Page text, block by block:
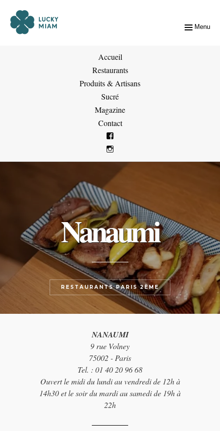
Menu
Accueil
Restaurants
Produits & Artisans
Sucré
Magazine
Contact
Nanaumi
RESTAURANTS PARIS 2ÈME
NANAUMI
9 rue Volney
75002 - Paris
Tel. : 01 40 20 96 68
Ouvert le midi du lundi au vendredi de 12h à
14h30 et le soir du mardi au samedi de 19h à
22h